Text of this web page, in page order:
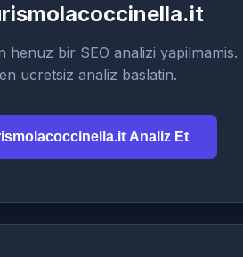
henuz bir SEO analizi yapilmamis.
ucretsiz analiz baslatin.
Analiz Et